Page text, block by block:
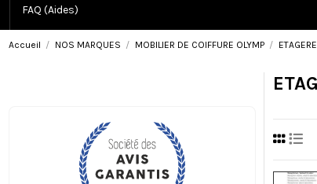
FAQ (Aides)
Accueil NOS MARQUES MOBILIER DE COIFFURE OLYMP